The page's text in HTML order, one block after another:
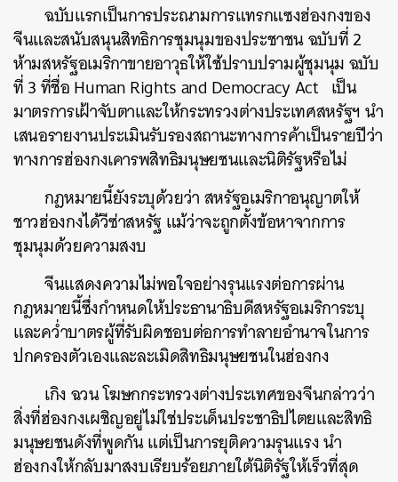
ฉบับแรกเป็นการประณามการแทรกแซงฮ่องกงของ
จีนและสนับสนุนสิทธิการชุมนุมของประชาชน ฉบับที่ 2
ห้ามสหรัฐอเมริกาขายอาวุธให้ใช้ปราบปรามผู้ชุมนุม ฉบับ
ที่ 3 ที่ชื่อ Human Rights and Democracy Act เป็น
มาตรการเฝ้าจับตาและให้กระทรวงต่างประเทศสหรัฐฯ นำ
เสนอรายงานประเมินรับรองสถานะทางการค้าเป็นรายปีว่า
ทางการฮ่องกงเคารพสิทธิมนุษยชนและนิติรัฐหรือไม่
กฎหมายนี้ยังระบุด้วยว่า สหรัฐอเมริกาอนุญาตให้
ชาวฮ่องกงได้วีซ่าสหรัฐ แม้ว่าจะถูกตั้งข้อหาจากการ
ชุมนุมด้วยความสงบ
จีนแสดงความไม่พอใจอย่างรุนแรงต่อการผ่าน
กฎหมายนี้ซึ่งกำหนดให้ประธานาธิบดีสหรัฐอเมริการะบุ
และคว่ำบาตรผู้ที่รับผิดชอบต่อการทำลายอำนาจในการ
ปกครองตัวเองและละเมิดสิทธิมนุษยชนในฮ่องกง
เกิง ฉวน โฆษกกระทรวงต่างประเทศของจีนกล่าวว่า
สิ่งที่ฮ่องกงเผชิญอยู่ไม่ใช่ประเด็นประชาธิปไตยและสิทธิ
มนุษยชนดังที่พูดกัน แต่เป็นการยุติความรุนแรง นำ
ฮ่องกงให้กลับมาสงบเรียบร้อยภายใต้นิติรัฐให้เร็วที่สุด